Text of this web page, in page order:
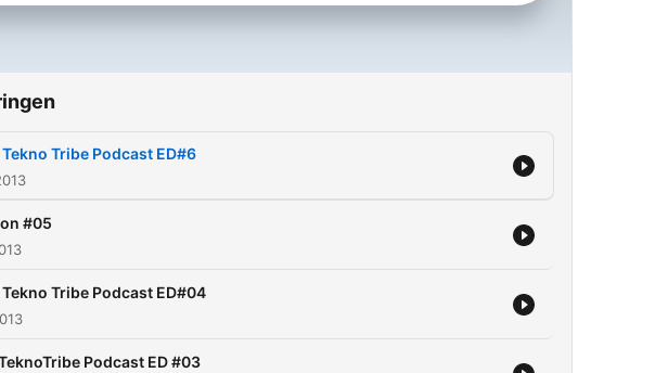
Tekno Tribe Podcast ED#6
#05
Tekno Tribe Podcast ED#04
Podcast ED #03